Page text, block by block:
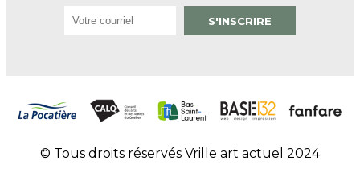
© Tous droits réservés Vrille art actuel 2024